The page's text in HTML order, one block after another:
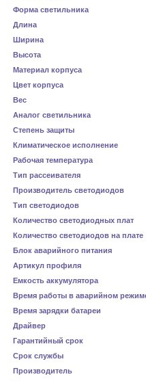
Форма светильника
Длина
Ширина
Высота
Материал корпуса
Цвет корпуса
Вес
Аналог светильника
Степень защиты
Климатическое исполнение
Рабочая температура
Тип рассеивателя
Производитель светодиодов
Тип светодиодов
Количество светодиодных плат
Количество светодиодов на плате
Блок аварийного питания
Артикул профиля
Емкость аккумулятора
Время работы в аварийном
Время зарядки батареи
Драйвер
Гарантийный срок
Срок службы
Производитель